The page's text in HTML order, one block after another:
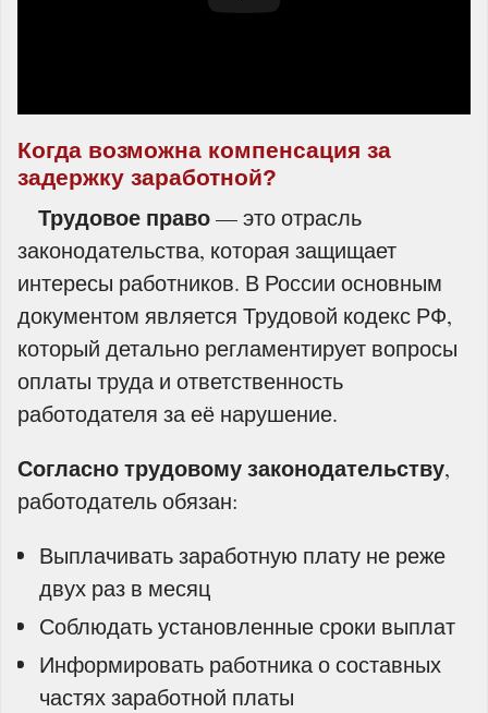
Когда возможна компенсация за
задержку заработной?
Трудовое право— это отрасль
законодательства, которая защищает
интересы работников. В России основным
документом является Трудовой кодекс РФ,
который детально регламентирует вопросы
оплаты труда и ответственность
работодателя за её нарушение.
Согласно трудовому законодательству,
работодатель обязан:
Выплачивать заработную плату не реже
двух раз в месяц
Соблюдать установленные сроки выплат
Информировать работника о составных
частях заработной платы